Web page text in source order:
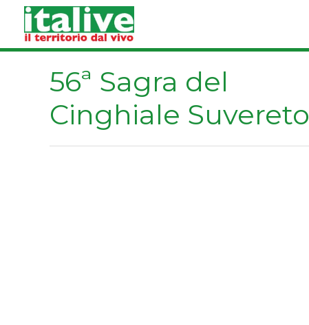
contenuto
56ª Sagra del
Cinghiale Suvereto